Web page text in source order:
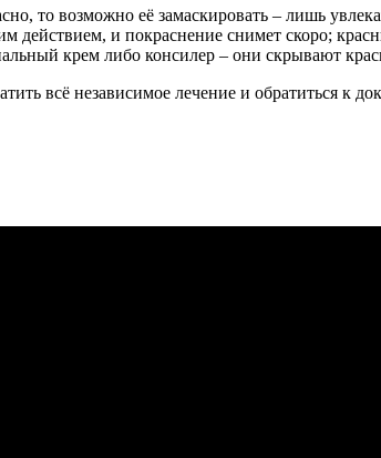
то возможно её замаскировать – лишь
и покраснение снимет скоро;
крем либо консилер – они скрывают
всё независимое лечение и обратиться к